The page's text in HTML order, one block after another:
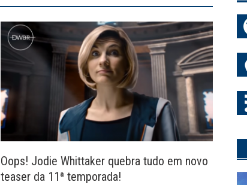
Oops! Jodie Whittaker quebra tudo em novo
teaser da 11ª temporada!